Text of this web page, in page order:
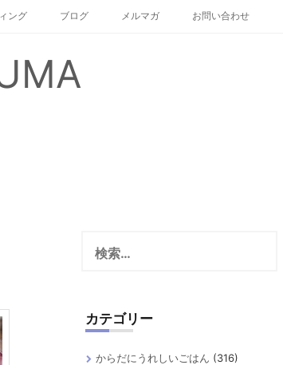
ング ブログ メルマガ お問い合わせ
索:
カテゴリー
からだにうれしいごはん (316)